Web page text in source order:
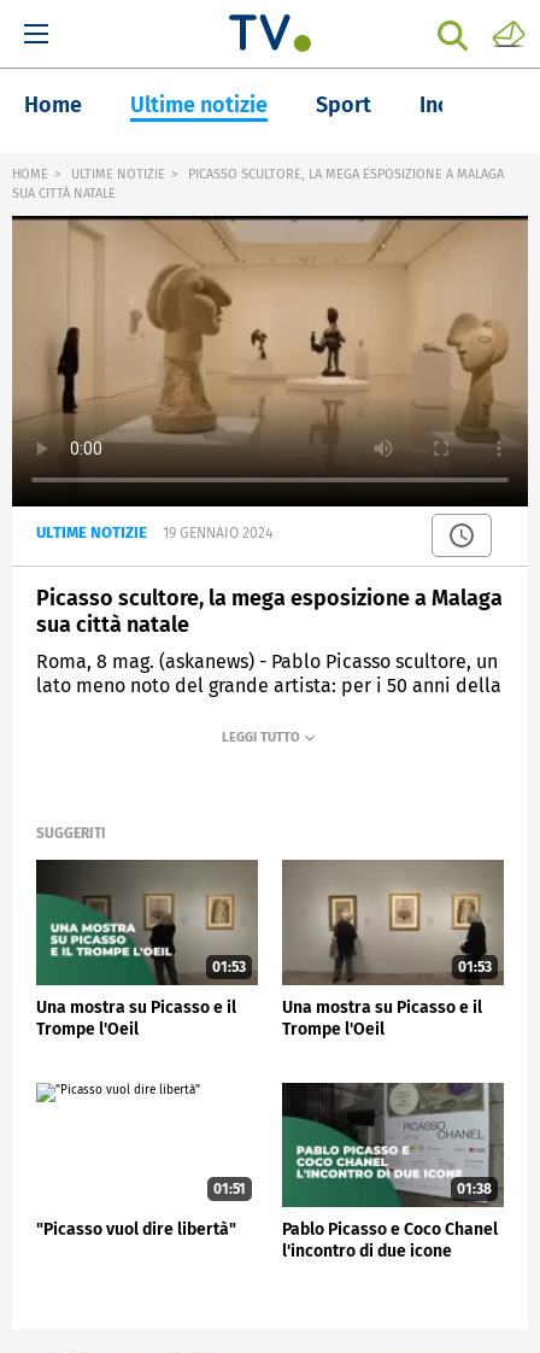
Home Ultime notizie Sport Inchieste
HOME ULTIME NOTIZIE
PICASSO SCULTORE, LA MEGA ESPOSIZIONE A MALAGA
SUA CITTÀ NATALE
ULTIME NOTIZIE 19 GENNAIO 2024
Picasso scultore, la mega esposizione a Malaga
sua città natale
Roma, 8 mag. (askanews) - Pablo Picasso scultore, un
lato meno noto del grande artista: per i 50 anni della
Spagna, sua città natale, una mostra dal titolo
settembre nella città andalusa.
SUGGERITI
01:53
Una mostra su Picasso e il
Trompe l'Oeil
01:53
Una mostra su Picasso e il
Trompe l'Oeil
01:51
"Picasso vuol dire libertà"
01:38
Pablo Picasso e Coco Chanel
l'incontro di due icone